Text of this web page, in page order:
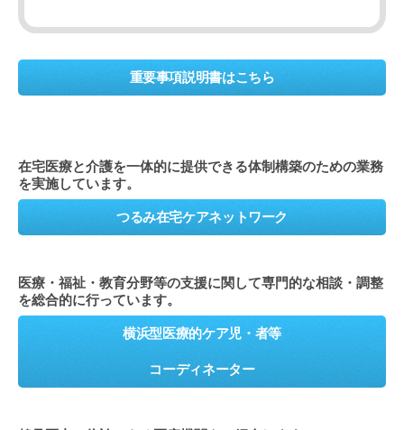
在宅医療と介護を一体的に提供できる体制構築のための業務
を実施しています。
つるみ在宅ケアネットワーク
医療・福祉・教育分野等の支援に関して専門的な相談・調整
を総合的に行っています。
横浜型医療的ケア児・者等
コーディネーター
重要事項説明書はこちら